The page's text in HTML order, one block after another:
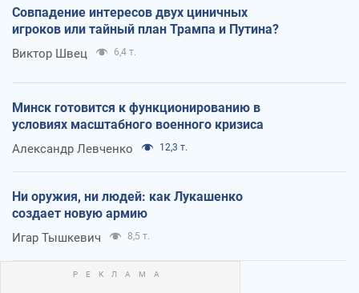
Совпадение интересов двух циничных
игроков или тайный план Трампа и Путина?
Виктор Швец 6,4 т.
Минск готовится к функционированию в
условиях масштабного военного кризиса
Александр Левченко 12,3 т.
Ни оружия, ни людей: как Лукашенко
создает новую армию
Игар Тышкевич 8,5 т.